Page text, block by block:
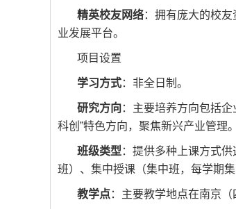
精英校友网络：拥有庞大的校
业发展平台。
项目设置
学习方式：非全日制。
研究方向 ：主要培养方向包括
科创”特色方向，聚焦新兴产业管理。
班级类型 ：提供多种上课方式
班）、集中授课（集中班，每学期
教学点：主要教学地点在南京